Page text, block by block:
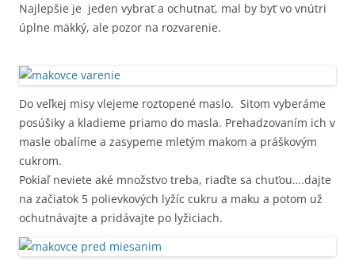
Najlepšie je jeden vybrať a ochutnať, mal by byť vo vnútri
úplne mäkký, ale pozor na rozvarenie.
Do veľkej misy vlejeme roztopené maslo. Sitom vyberáme
posúšiky a kladieme priamo do masla. Prehadzovaním ich v
masle obalíme a zasypeme mletým makom a práškovým
cukrom.
Pokiaľ neviete aké množstvo treba, riaďte sa chuťou….dajte
na začiatok 5 polievkových lyžíc cukru a maku a potom už
ochutnávajte a pridávajte po lyžiciach.